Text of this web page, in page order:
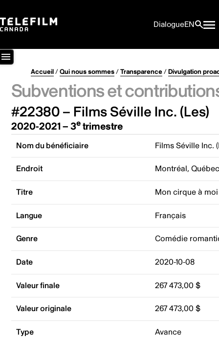
DialogueEN
Accueil/Qui nous sommes/Transparence/Divulgation
Subventions et
#22380 – Films Séville Inc. (Les)
2020-2021 – 3etrimestre
Nom du bénéficiaire Films Séville Inc.
Endroit Montréal,
Titre Mon cirque à moi
Langue Français
Genre Comédie
Date 2020-10-08
Valeur finale 267 473,00 $
Valeur originale 267 473,00 $
Type Avance